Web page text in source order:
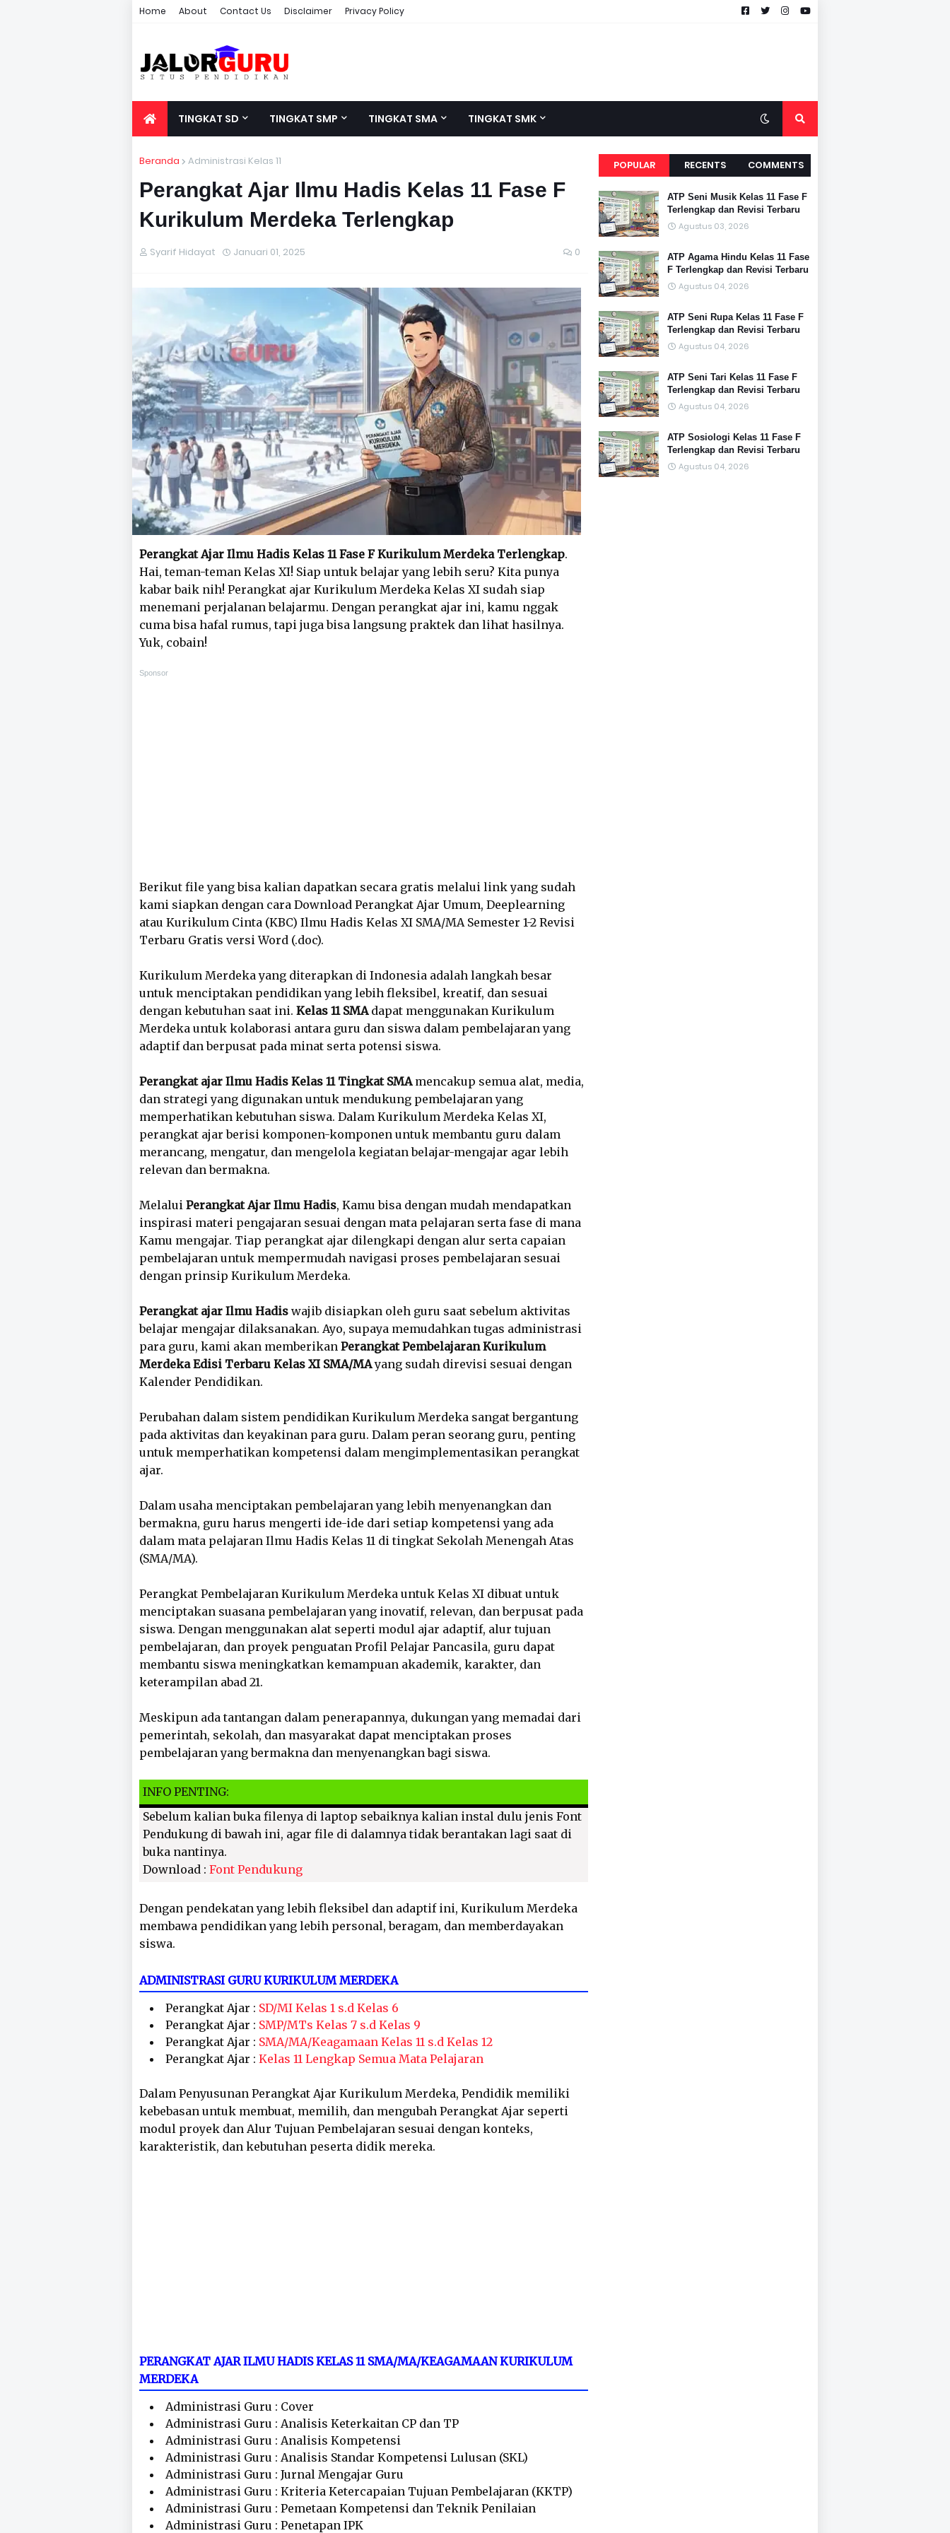
Home About Contact Us Disclaimer Privacy Policy
TINGKAT SD TINGKAT SMP TINGKAT SMA TINGKAT SMK
Beranda Administrasi Kelas 11
Perangkat Ajar Ilmu Hadis Kelas 11 Fase F
Kurikulum Merdeka Terlengkap
Syarif Hidayat Januari 01, 2025 0
Perangkat Ajar Ilmu Hadis Kelas 11 Fase F Kurikulum Merdeka Terlengkap.
Hai, teman-teman Kelas XI! Siap untuk belajar yang lebih seru? Kita punya
kabar baik nih! Perangkat ajar Kurikulum Merdeka Kelas XI sudah siap
menemani perjalanan belajarmu. Dengan perangkat ajar ini, kamu nggak
cuma bisa hafal rumus, tapi juga bisa langsung praktek dan lihat hasilnya.
Yuk, cobain!
Sponsor
Berikut file yang bisa kalian dapatkan secara gratis melalui link yang sudah
kami siapkan dengan cara Download Perangkat Ajar Umum, Deeplearning
atau Kurikulum Cinta (KBC) Ilmu Hadis Kelas XI SMA/MA Semester 1-2 Revisi
Terbaru Gratis versi Word (.doc).
Kurikulum Merdeka yang diterapkan di Indonesia adalah langkah besar
untuk menciptakan pendidikan yang lebih fleksibel, kreatif, dan sesuai
dengan kebutuhan saat ini. Kelas 11 SMAdapat menggunakan Kurikulum
Merdeka untuk kolaborasi antara guru dan siswa dalam pembelajaran yang
adaptif dan berpusat pada minat serta potensi siswa.
Perangkat ajar Ilmu Hadis Kelas 11 Tingkat SMAmencakup semua alat, media,
dan strategi yang digunakan untuk mendukung pembelajaran yang
memperhatikan kebutuhan siswa. Dalam Kurikulum Merdeka Kelas XI,
perangkat ajar berisi komponen-komponen untuk membantu guru dalam
merancang, mengatur, dan mengelola kegiatan belajar-mengajar agar lebih
relevan dan bermakna.
Melalui Perangkat Ajar Ilmu Hadis, Kamu bisa dengan mudah mendapatkan
inspirasi materi pengajaran sesuai dengan mata pelajaran serta fase di mana
Kamu mengajar. Tiap perangkat ajar dilengkapi dengan alur serta capaian
pembelajaran untuk mempermudah navigasi proses pembelajaran sesuai
dengan prinsip Kurikulum Merdeka.
Perangkat ajar Ilmu Hadis wajib disiapkan oleh guru saat sebelum aktivitas
belajar mengajar dilaksanakan. Ayo, supaya memudahkan tugas administrasi
para guru, kami akan memberikan Perangkat Pembelajaran Kurikulum
Merdeka Edisi Terbaru Kelas XI SMA/MAyang sudah direvisi sesuai dengan
Kalender Pendidikan.
Perubahan dalam sistem pendidikan Kurikulum Merdeka sangat bergantung
pada aktivitas dan keyakinan para guru. Dalam peran seorang guru, penting
untuk memperhatikan kompetensi dalam mengimplementasikan perangkat
ajar.
Dalam usaha menciptakan pembelajaran yang lebih menyenangkan dan
bermakna, guru harus mengerti ide-ide dari setiap kompetensi yang ada
dalam mata pelajaran Ilmu Hadis Kelas 11 di tingkat Sekolah Menengah Atas
(SMA/MA).
Perangkat Pembelajaran Kurikulum Merdeka untuk Kelas XI dibuat untuk
menciptakan suasana pembelajaran yang inovatif, relevan, dan berpusat pada
siswa. Dengan menggunakan alat seperti modul ajar adaptif, alur tujuan
pembelajaran, dan proyek penguatan Profil Pelajar Pancasila, guru dapat
membantu siswa meningkatkan kemampuan akademik, karakter, dan
keterampilan abad 21.
Meskipun ada tantangan dalam penerapannya, dukungan yang memadai dari
pemerintah, sekolah, dan masyarakat dapat menciptakan proses
pembelajaran yang bermakna dan menyenangkan bagi siswa.
INFO PENTING:
Sebelum kalian buka filenya di laptop sebaiknya kalian instal dulu jenis Font
Pendukung di bawah ini, agar file di dalamnya tidak berantakan lagi saat di
buka nantinya.
Download : Font Pendukung
Dengan pendekatan yang lebih fleksibel dan adaptif ini, Kurikulum Merdeka
membawa pendidikan yang lebih personal, beragam, dan memberdayakan
siswa.
ADMINISTRASI GURU KURIKULUM MERDEKA
Perangkat Ajar : SD/MI Kelas 1 s.d Kelas 6
Perangkat Ajar : SMP/MTs Kelas 7 s.d Kelas 9
Perangkat Ajar : SMA/MA/Keagamaan Kelas 11 s.d Kelas 12
Perangkat Ajar : Kelas 11 Lengkap Semua Mata Pelajaran
Dalam Penyusunan Perangkat Ajar Kurikulum Merdeka, Pendidik memiliki
kebebasan untuk membuat, memilih, dan mengubah Perangkat Ajar seperti
modul proyek dan Alur Tujuan Pembelajaran sesuai dengan konteks,
karakteristik, dan kebutuhan peserta didik mereka.
PERANGKAT AJAR ILMU HADIS KELAS 11 SMA/MA/KEAGAMAAN KURIKULUM
MERDEKA
Administrasi Guru : Cover
Administrasi Guru : Analisis Keterkaitan CP dan TP
Administrasi Guru : Analisis Kompetensi
Administrasi Guru : Analisis Standar Kompetensi Lulusan (SKL)
Administrasi Guru : Jurnal Mengajar Guru
Administrasi Guru : Kriteria Ketercapaian Tujuan Pembelajaran (KKTP)
Administrasi Guru : Pemetaan Kompetensi dan Teknik Penilaian
Administrasi Guru : Penetapan IPK
POPULAR RECENTS COMMENTS
ATP Seni Musik Kelas 11 Fase F
Terlengkap dan Revisi Terbaru
Agustus 03, 2026
ATP Agama Hindu Kelas 11 Fase
F Terlengkap dan Revisi Terbaru
Agustus 04, 2026
ATP Seni Rupa Kelas 11 Fase F
Terlengkap dan Revisi Terbaru
Agustus 04, 2026
ATP Seni Tari Kelas 11 Fase F
Terlengkap dan Revisi Terbaru
Agustus 04, 2026
ATP Sosiologi Kelas 11 Fase F
Terlengkap dan Revisi Terbaru
Agustus 04, 2026